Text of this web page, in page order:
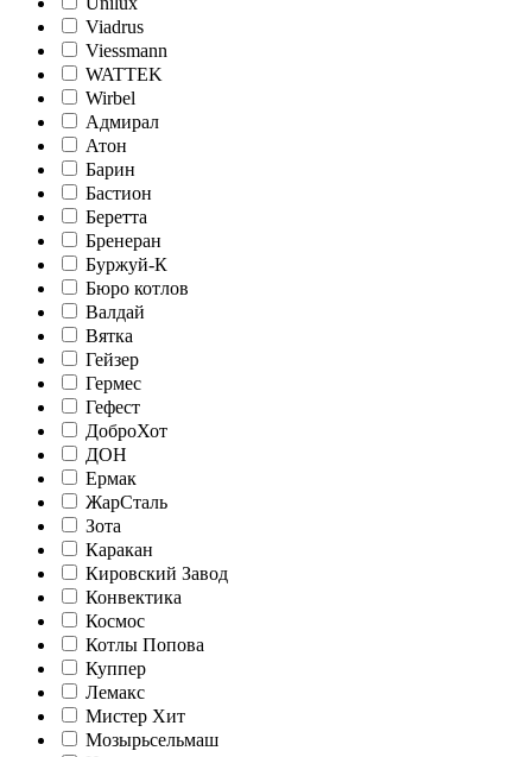
Viadrus
Viessmann
WATTEK
Wirbel
Адмирал
Атон
Барин
Бастион
Беретта
Бренеран
Буржуй-К
Бюро котлов
Валдай
Вятка
Гейзер
Гермес
Гефест
ДоброХот
ДОН
Ермак
ЖарСталь
Зота
Каракан
Кировский Завод
Конвектика
Космос
Котлы Попова
Куппер
Лемакс
Мистер Хит
Мозырьсельмаш